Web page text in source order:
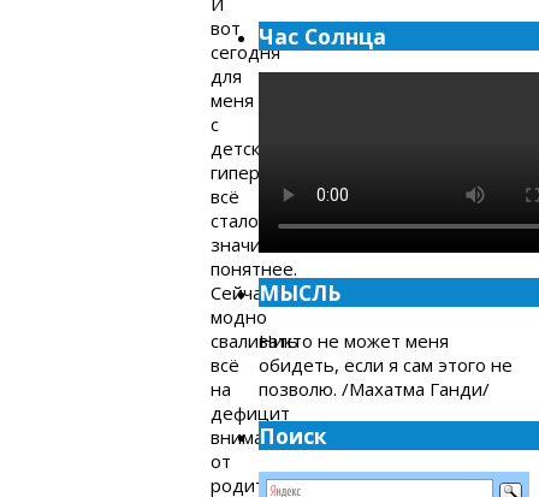
вот
сегодня
для
меня
с
детской
гиперактивностью
всё
стало
значительно
понятнее.
Сейчас
модно
сваливать
всё
на
дефицит
внимания
от
родителей.
Час Солнца
МЫСЛЬ
Никто не может меня
обидеть, если я сам этого не
позволю. /Махатма Ганди/
Поиск